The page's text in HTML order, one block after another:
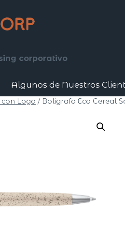
corporativo
Algunos de Nuestros
Logo / Boligrafo Eco Cereal